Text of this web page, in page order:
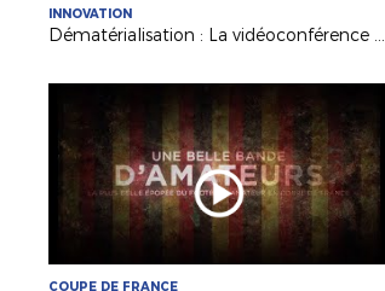
INNOVATION
Dématérialisation : La vidéoconférence de notre service Licences
COUPE DE FRANCE